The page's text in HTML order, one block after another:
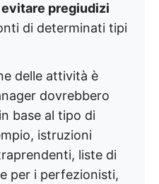
pregiudizi
di determinati tipi
delle attività è
dovrebbero
base al tipo di
istruzioni
liste di
per i perfezionisti,